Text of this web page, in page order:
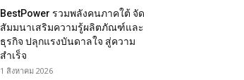
BestPower รวมพลังคนภาคใต้ จัด
สัมมนาเสริมความรู้ผลิตภัณฑ์และ
ธุรกิจ ปลุกแรงบันดาลใจ สู่ความ
สำเร็จ
1 สิงหาคม 2026